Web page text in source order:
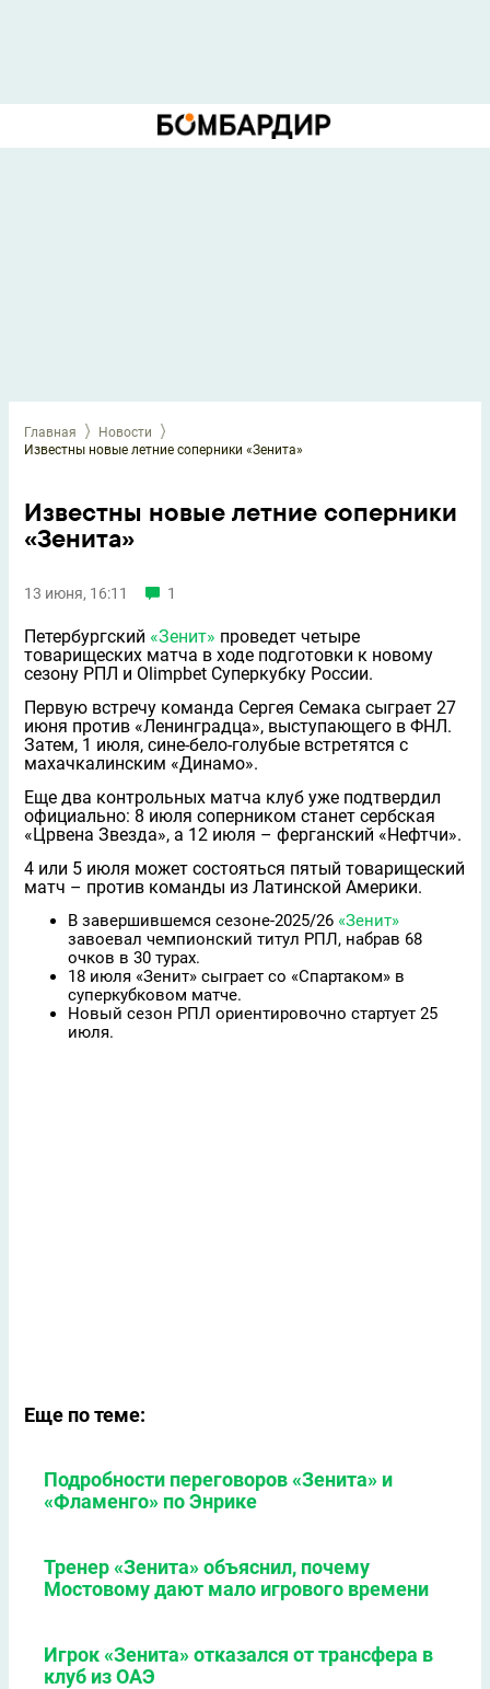
Главная
Новости
Известны новые летние соперники «Зенита»
Известны новые летние соперники
«Зенита»
13 июня, 16:11 1
Петербургский «Зенит» проведет четыре
товарищеских матча в ходе подготовки к новому
сезону РПЛ и Olimpbet Суперкубку России.
Первую встречу команда Сергея Семака сыграет 27
июня против «Ленинградца», выступающего в ФНЛ.
Затем, 1 июля, сине-бело-голубые встретятся с
махачкалинским «Динамо».
Еще два контрольных матча клуб уже подтвердил
официально: 8 июля соперником станет сербская
«Црвена Звезда», а 12 июля – ферганский «Нефтчи».
4 или 5 июля может состояться пятый товарищеский
матч – против команды из Латинской Америки.
В завершившемся сезоне-2025/26 «Зенит»
завоевал чемпионский титул РПЛ, набрав 68
очков в 30 турах.
18 июля «Зенит» сыграет со «Спартаком» в
суперкубковом матче.
Новый сезон РПЛ ориентировочно стартует 25
июля.
Еще по теме:
Подробности переговоров «Зенита» и
«Фламенго» по Энрике
Тренер «Зенита» объяснил, почему
Мостовому дают мало игрового времени
Игрок «Зенита» отказался от трансфера в
клуб из ОАЭ